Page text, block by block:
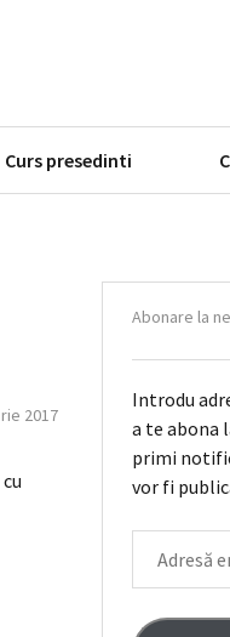
Curs presedinti
2017
Abonare la
Introdu
a te abona
primi
vor fi
EMAIL